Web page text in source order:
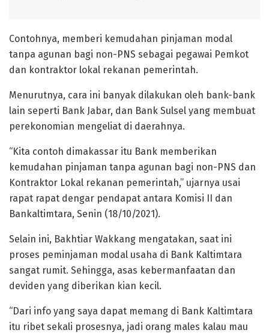
Contohnya, memberi kemudahan pinjaman modal
tanpa agunan bagi non-PNS sebagai pegawai Pemkot
dan kontraktor lokal rekanan pemerintah.
Menurutnya, cara ini banyak dilakukan oleh bank-bank
lain seperti Bank Jabar, dan Bank Sulsel yang membuat
perekonomian mengeliat di daerahnya.
“Kita contoh dimakassar itu Bank memberikan
kemudahan pinjaman tanpa agunan bagi non-PNS dan
Kontraktor Lokal rekanan pemerintah,” ujarnya usai
rapat rapat dengar pendapat antara Komisi II dan
Bankaltimtara, Senin (18/10/2021).
Selain ini, Bakhtiar Wakkang mengatakan, saat ini
proses peminjaman modal usaha di Bank Kaltimtara
sangat rumit. Sehingga, asas kebermanfaatan dan
deviden yang diberikan kian kecil.
“Dari info yang saya dapat memang di Bank Kaltimtara
itu ribet sekali prosesnya, jadi orang males kalau mau